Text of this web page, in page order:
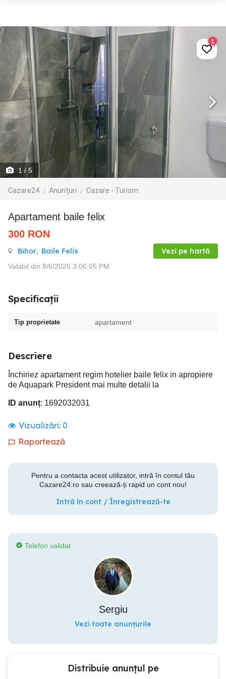
1 / 5
Cazare24 Anunțuri Cazare - Turism
1
apartament baile felix
300 RON
Bihor, Baile Felix Vezi pe hartă
Valabil din 8/6/2026 3:06:05 PM
Specificații
Tip proprietate apartament
Descriere
Închiriez apartament regim hotelier baile felix in apropiere
de Aquapark President mai multe detalii la
ID anunț: 1692032031
Vizualizări: 0
Raportează
Pentru a contacta acest utilizator, intră în contul tău
Cazare24.ro sau creează-ți rapid un cont nou!
Intră în cont / Înregistrează-te
Telefon validat
Sergiu
Vezi toate anunțurile
Distribuie anunțul pe